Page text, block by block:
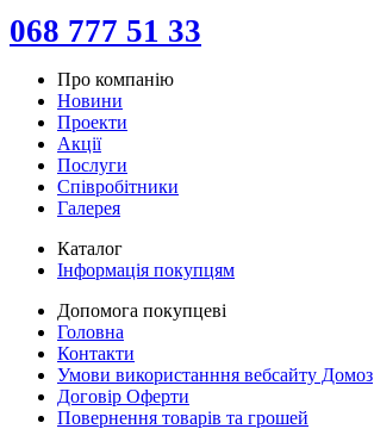
068 777 51 33
Про компанію
Новини
Проекти
Акції
Послуги
Співробітники
Галерея
Каталог
Інформація покупцям
Допомога покупцеві
Головна
Контакти
Умови використанння вебсайту Домоз
Договір Оферти
Повернення товарів та грошей